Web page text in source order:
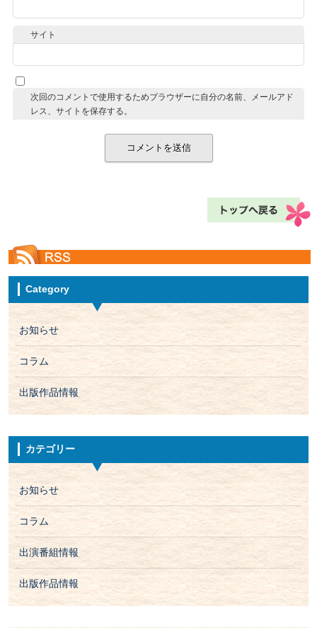
サイト
次回のコメントで使用するためブラウザーに自分の名前、メールアド
レス、サイトを保存する。
Category
お知らせ
コラム
出版作品情報
カテゴリー
お知らせ
コラム
出演番組情報
出版作品情報